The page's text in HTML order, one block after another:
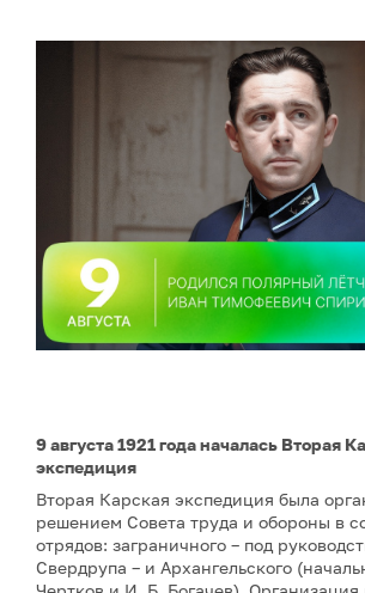
9 августа 1921 года началась Вторая
экспедиция
Вторая Карская экспедиция была
решением Совета труда и обороны в
отрядов: заграничного – под
Свердрупа – и Архангельского